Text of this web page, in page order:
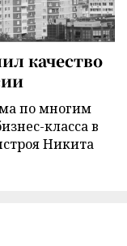
качество
по многим
класса в
Никита